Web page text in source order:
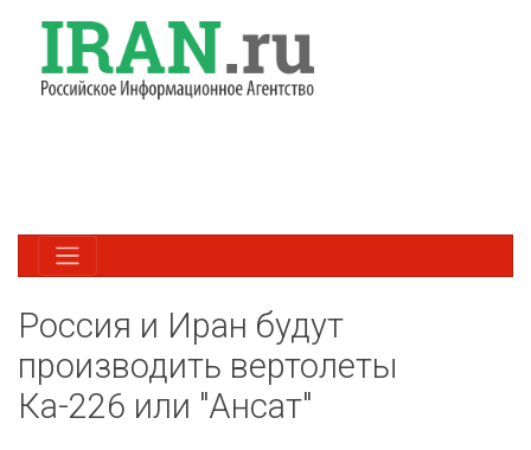
Россия и Иран будут
производить вертолеты
Ка-226 или "Ансат"